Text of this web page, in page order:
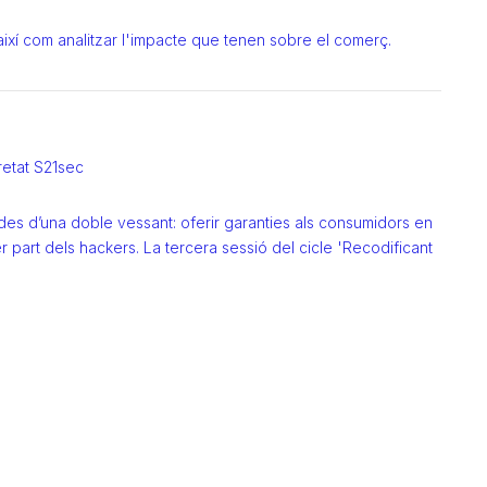
com analitzar l'impacte que tenen sobre el comerç.
S21sec
d’una doble vessant: oferir garanties als consumidors en
part dels hackers. La tercera sessió del cicle 'Recodificant